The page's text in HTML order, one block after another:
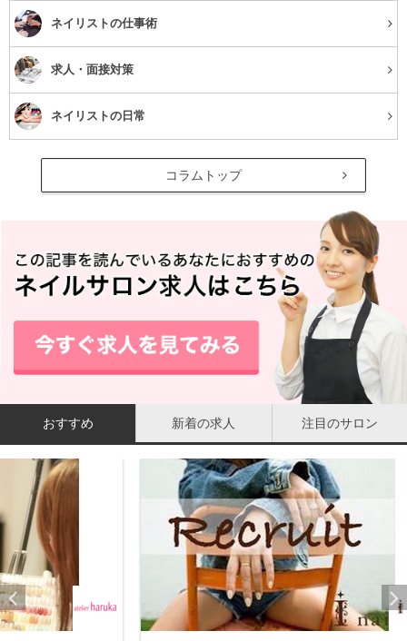
ネイリストの仕事術
求人・面接対策
ネイリストの日常
コラムトップ
おすすめ 新着の求人 注目のサロン